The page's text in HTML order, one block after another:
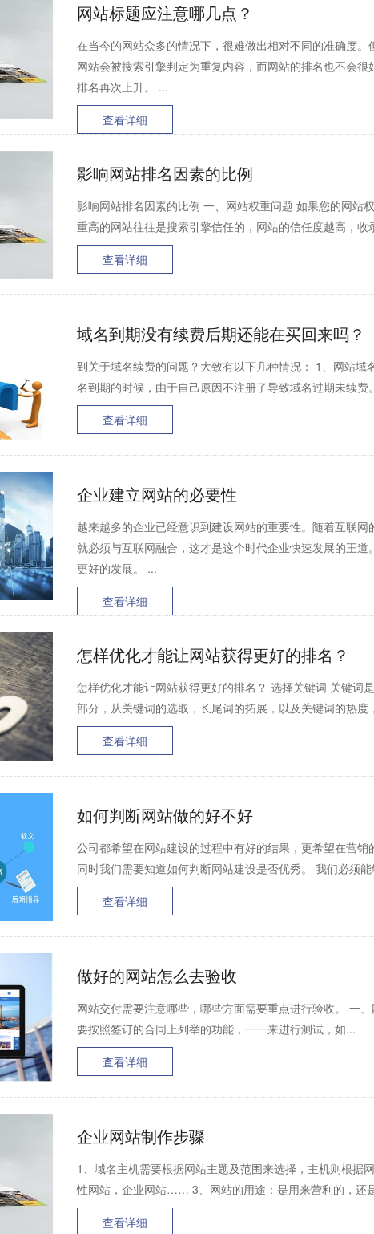
网站标题应注意哪几点？
在当今的网站众多的情况下，很难做出相对不同的准确度
网站会被搜索引擎判定为重复内容，而网站的排名也不会
排名再次上升。 ...
查看详细
影响网站排名因素的比例
影响网站排名因素的比例 一、网站权重问题 如果您的网站
重高的网站往往是搜索引擎信任的，网站的信任度越高，
查看详细
域名到期没有续费后期还能在买回来吗？
到关于域名续费的问题？大致有以下几种情况： 1、网站
名到期的时候，由于自己原因不注册了导致域名过期未续
查看详细
企业建立网站的必要性
越来越多的企业已经意识到建设网站的重要性。随着互联
就必须与互联网融合，这才是这个时代企业快速发展的王
更好的发展。 ...
查看详细
怎样优化才能让网站获得更好的排名？
怎样优化才能让网站获得更好的排名？ 选择关键词 关键词
部分，从关键词的选取，长尾词的拓展，以及关键词的热
查看详细
如何判断网站做的好不好
公司都希望在网站建设的过程中有好的结果，更希望在营
同时我们需要知道如何判断网站建设是否优秀。 我们必须
查看详细
做好的网站怎么去验收
网站交付需要注意哪些，哪些方面需要重点进行验收。 一
要按照签订的合同上列举的功能，一一来进行测试，如...
查看详细
企业网站制作步骤
1、域名主机需要根据网站主题及范围来选择，主机则根据
性网站，企业网站…… 3、网站的用途：是用来营利的，还
查看详细